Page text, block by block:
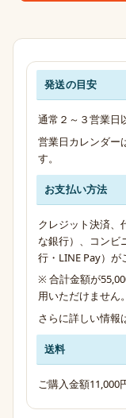
発送・お支払い
発送の目安
通常２～３営業日
営業日カレンダー
す。
お支払い方法
クレジット決済、
な銀行）、コンビ
行・LINE Pay）が
※ 合計金額が
用いただけません。
さらに詳しい情報
送料
ご購入金額11,000